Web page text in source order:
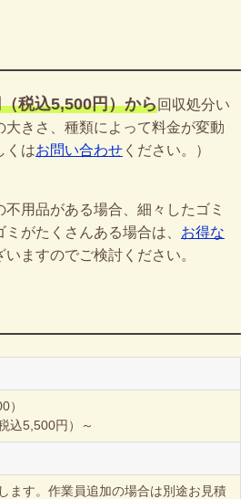
税込5,500円）から回収処分い
大きさ、種類によって料金が変動
くはお問い合わせ ください。）
用品がある場合、細々したゴミ
がたくさんある場合は、 お得な
いますのでご検討ください。
）
込5,500円）～
ます。作業員追加の場合は別途お見積